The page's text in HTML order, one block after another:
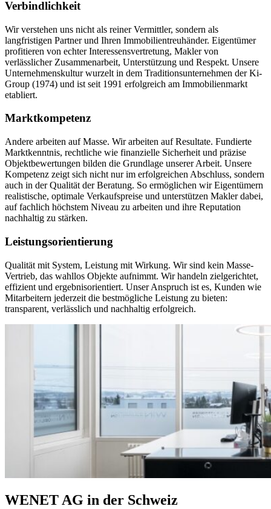
Verbindlichkeit
Wir verstehen uns nicht als reiner Vermittler, sondern als
langfristigen Partner und Ihren Immobilientreuhänder. Eigentümer
profitieren von echter Interessensvertretung, Makler von
verlässlicher Zusammenarbeit, Unterstützung und Respekt. Unsere
Unternehmenskultur wurzelt in dem Traditionsunternehmen der Ki-
Group (1974) und ist seit 1991 erfolgreich am Immobilienmarkt
etabliert.
Marktkompetenz
Andere arbeiten auf Masse. Wir arbeiten auf Resultate. Fundierte
Marktkenntnis, rechtliche wie finanzielle Sicherheit und präzise
Objektbewertungen bilden die Grundlage unserer Arbeit. Unsere
Kompetenz zeigt sich nicht nur im erfolgreichen Abschluss, sondern
auch in der Qualität der Beratung. So ermöglichen wir Eigentümern
realistische, optimale Verkaufspreise und unterstützen Makler dabei,
auf fachlich höchstem Niveau zu arbeiten und ihre Reputation
nachhaltig zu stärken.
Leistungsorientierung
Qualität mit System, Leistung mit Wirkung. Wir sind kein Masse-
Vertrieb, das wahllos Objekte aufnimmt. Wir handeln zielgerichtet,
effizient und ergebnisorientiert. Unser Anspruch ist es, Kunden wie
Mitarbeitern jederzeit die bestmögliche Leistung zu bieten:
transparent, verlässlich und nachhaltig erfolgreich.
WENET AG in der Schweiz